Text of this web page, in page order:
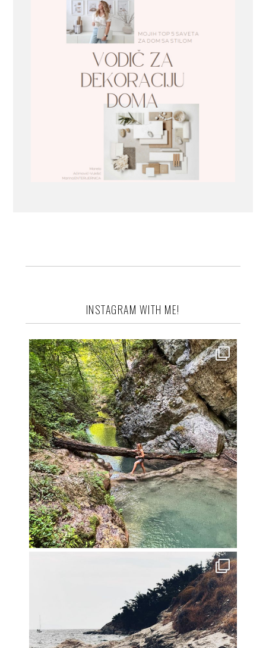
INSTAGRAM WITH ME!